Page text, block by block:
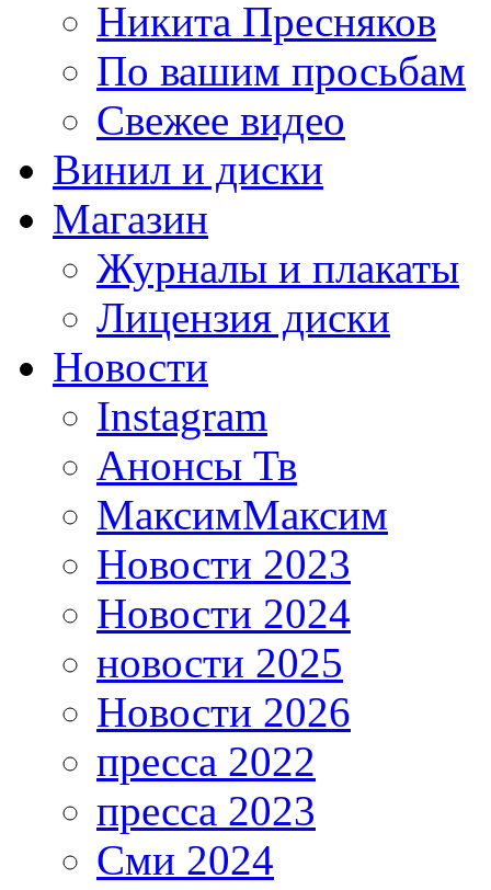
Никита Пресняков
По вашим просьбам
Свежее видео
Винил и диски
Магазин
Журналы и плакаты
Лицензия диски
Новости
Instagram
Анонсы Тв
МаксимМаксим
Новости 2023
Новости 2024
новости 2025
Новости 2026
пресса 2022
пресса 2023
Сми 2024